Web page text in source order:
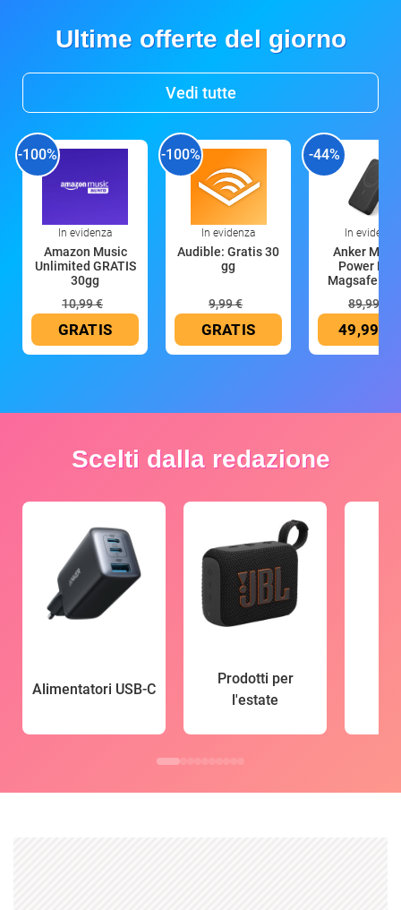
Ultime offerte del giorno
Vedi tutte
-100%
In evidenza
Amazon Music
Unlimited GRATIS
30gg
10,99 €
GRATIS
-100%
In evidenza
Audible: Gratis 30
gg
9,99 €
GRATIS
-44%
In evidenza
Anker
Power
Magsafe
89,99 €
49,99 €
Scelti dalla redazione
Alimentatori USB-C
Prodotti per
l'estate